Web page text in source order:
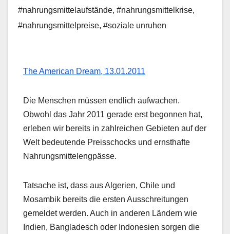
#nahrungsmittelaufstände, #nahrungsmittelkrise,
#nahrungsmittelpreise, #soziale unruhen
The American Dream, 13.01.2011
Die Menschen müssen endlich aufwachen.
Obwohl das Jahr 2011 gerade erst begonnen hat,
erleben wir bereits in zahlreichen Gebieten auf der
Welt bedeutende Preisschocks und ernsthafte
Nahrungsmittelengpässe.
Tatsache ist, dass aus Algerien, Chile und
Mosambik bereits die ersten Ausschreitungen
gemeldet werden. Auch in anderen Ländern wie
Indien, Bangladesch oder Indonesien sorgen die